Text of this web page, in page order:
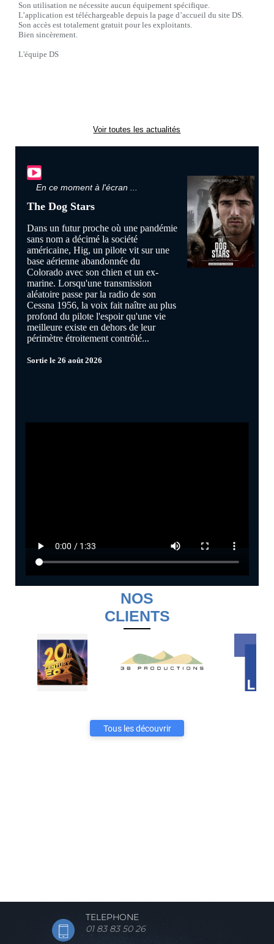
tarifs/tarifs-generaux/supplements-tarifaires-colissimo#coefficient-
dajustement-energetique
-Participation à la décarbonation : il s’agit d’une nouvelle taxe de
et-tarifs/tarifs-generaux/supplements-tarifaires-
Son utilisation ne nécessite aucun équipement spécifique.
L’application est téléchargeable depuis la page d’accueil du site DS.
Son accès est totalement gratuit pour les exploitants.
Bien sincèrement.
L'équipe DS
Voir toutes les actualités
En ce moment à l'écran ...
The Dog Stars
Dans un futur proche où une pandémie
sans nom a décimé la société
américaine, Hig, un pilote vit sur une
base aérienne abandonnée du
Colorado avec son chien et un ex-
marine. Lorsqu'une transmission
aléatoire passe par la radio de son
Cessna 1956, la voix fait naître au plus
profond du pilote l'espoir qu'une vie
meilleure existe en dehors de leur
périmètre étroitement contrôlé...
Sortie le 26 août 2026
NOS
CLIENTS
Tous les découvrir
TELEPHONE
01 83 83 50 26